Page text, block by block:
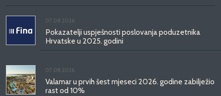
07.08.2026.
Pokazatelji uspješnosti poslovanja poduzetnika
Hrvatske u 2025. godini
07.08.2026.
Valamar u prvih šest mjeseci 2026. godine zabilježio
rast od 10%